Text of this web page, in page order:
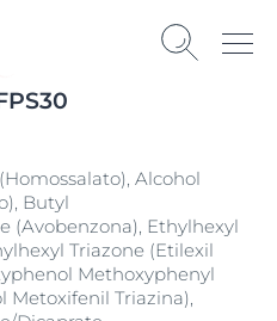
Alcohol
Butyl
(Avobenzona), Ethylhexyl
Triazone (Etilexil
Methoxyphenyl
Metoxifenil Triazina),